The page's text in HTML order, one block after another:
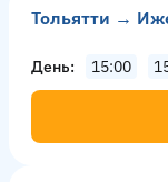
Тольятти →
День 15:00